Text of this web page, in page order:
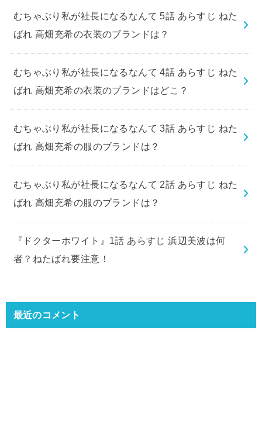
むちゃぶり私が社長になるなんて 5話 あらすじ ねた
ばれ 高畑充希の衣装のブランドは？
むちゃぶり私が社長になるなんて 4話 あらすじ ねた
ばれ 高畑充希の衣装のブランドはどこ？
むちゃぶり私が社長になるなんて 3話 あらすじ ねた
ばれ 高畑充希の服のブランドは？
むちゃぶり私が社長になるなんて 2話 あらすじ ねた
ばれ 高畑充希の服のブランドは？
『ドクターホワイト』1話 あらすじ 浜辺美波は何
者？ねたばれ要注意！
最近のコメント